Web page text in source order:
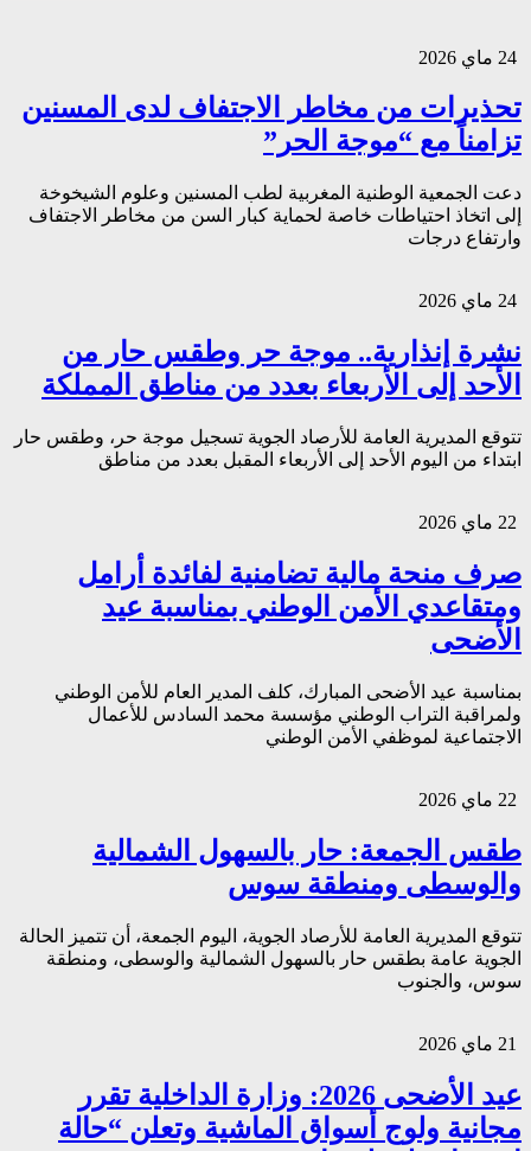
تحذيرات من مخاطر الاجتفاف لدى المسنين
تزامناً مع “موجة الحر”
دعت الجمعية الوطنية المغربية لطب المسنين وعلوم الشيخوخة
إلى اتخاذ احتياطات خاصة لحماية كبار السن من مخاطر الاجتفاف
وارتفاع درجات
نشرة إنذارية.. موجة حر وطقس حار من
الأحد إلى الأربعاء بعدد من مناطق المملكة
تتوقع المديرية العامة للأرصاد الجوية تسجيل موجة حر، وطقس حار
ابتداء من اليوم الأحد إلى الأربعاء المقبل بعدد من مناطق
صرف منحة مالية تضامنية لفائدة أرامل
ومتقاعدي الأمن الوطني بمناسبة عيد
الأضحى
بمناسبة عيد الأضحى المبارك، كلف المدير العام للأمن الوطني
ولمراقبة التراب الوطني مؤسسة محمد السادس للأعمال
الاجتماعية لموظفي الأمن الوطني
طقس الجمعة: حار بالسهول الشمالية
والوسطى ومنطقة سوس
تتوقع المديرية العامة للأرصاد الجوية، اليوم الجمعة، أن تتميز الحالة
الجوية عامة بطقس حار بالسهول الشمالية والوسطى، ومنطقة
سوس، والجنوب
عيد الأضحى 2026: وزارة الداخلية تقرر
مجانية ولوج أسواق الماشية وتعلن “حالة